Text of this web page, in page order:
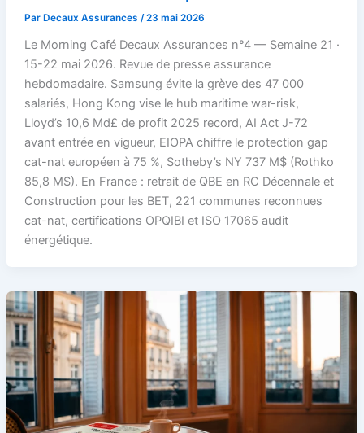
Par Decaux Assurances /23 mai 2026
Le Morning Café Decaux Assurances n°4 — Semaine 21 ·
15-22 mai 2026. Revue de presse assurance
hebdomadaire. Samsung évite la grève des 47 000
salariés, Hong Kong vise le hub maritime war-risk,
Lloyd’s 10,6 Md£ de profit 2025 record, AI Act J-72
avant entrée en vigueur, EIOPA chiffre le protection gap
cat-nat européen à 75 %, Sotheby’s NY 737 M$ (Rothko
85,8 M$). En France : retrait de QBE en RC Décennale et
Construction pour les BET, 221 communes reconnues
cat-nat, certifications OPQIBI et ISO 17065 audit
énergétique.